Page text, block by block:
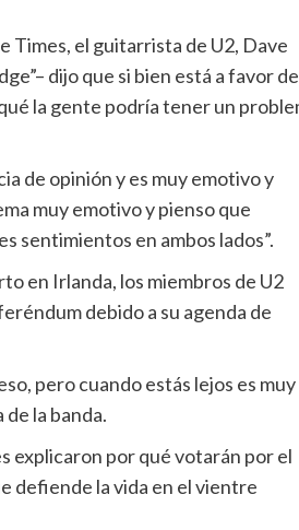
Times, el guitarrista de U2, Dave
dijo que si bien está a favor
la gente podría tener un
de opinión y es muy emotivo y
muy emotivo y pienso que
sentimientos en ambos lados”.
en Irlanda, los miembros de U2
debido a su agenda de
pero cuando estás lejos es muy
de la banda.
explicaron por qué votarán por el
defiende la vida en el vientre